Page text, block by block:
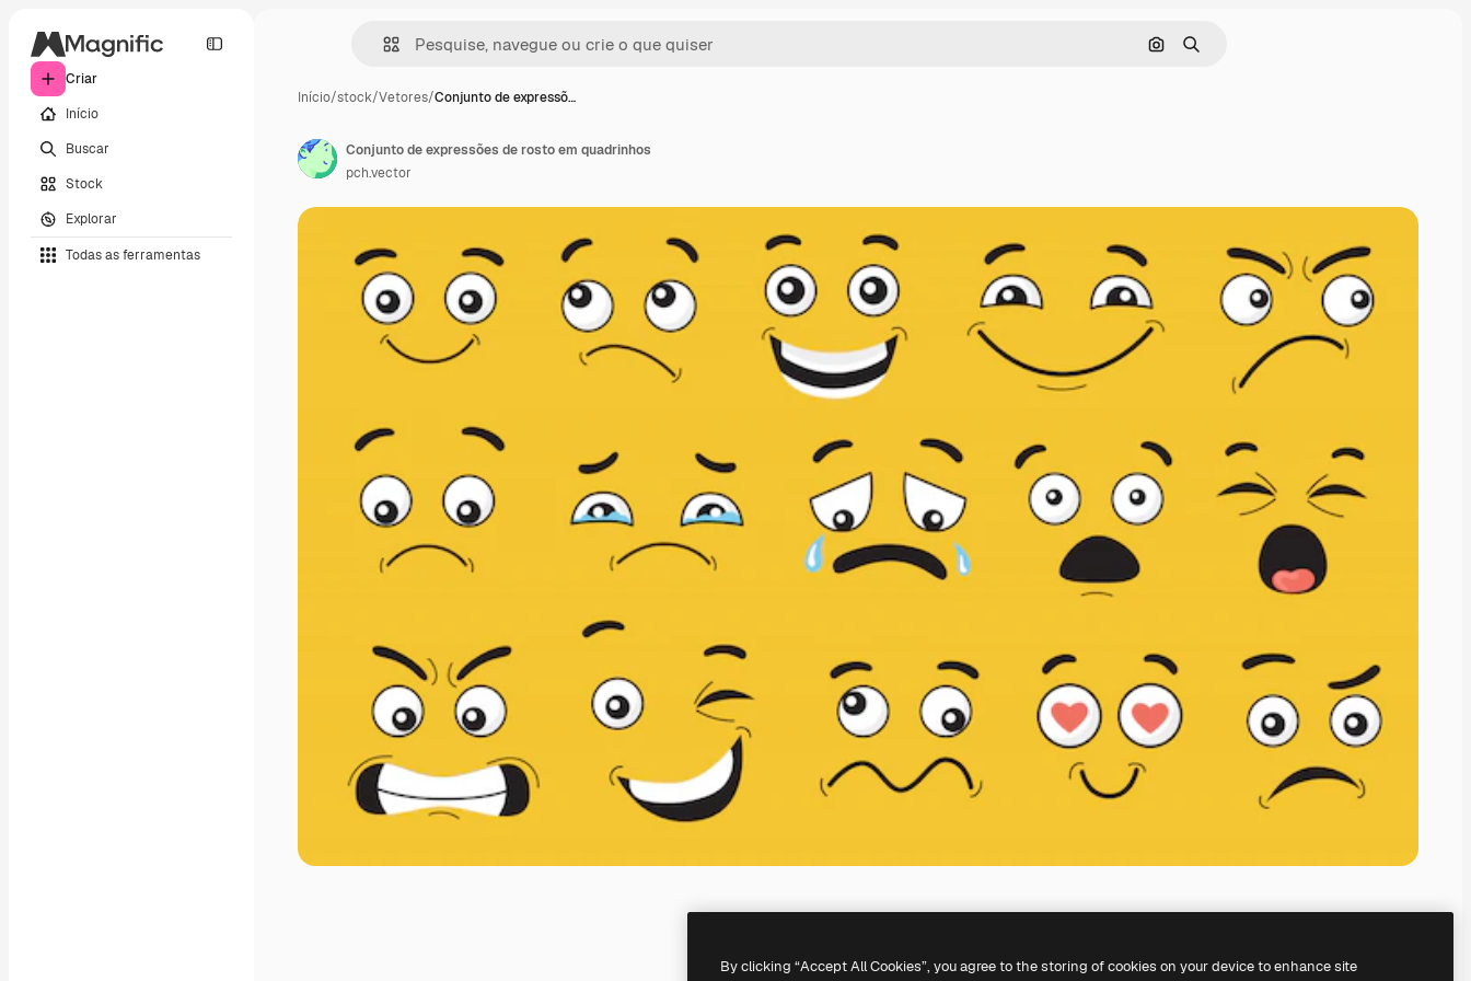
Criar
Início
Buscar
Stock
Explorar
Todas as ferramentas
Pesquisar por imagem
Buscar
Início/stock/Vetores/Conjunto de expressõ…
Conjunto de expressões de rosto em quadrinhos
pch.vector
By clicking “Accept All Cookies”, you agree to the storing of cookies on your device to enhance site